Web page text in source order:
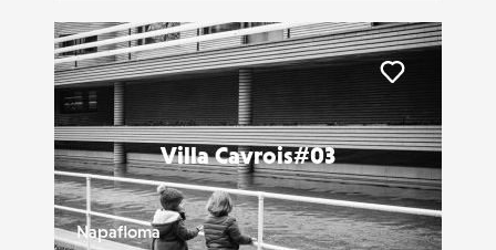
Villa Cavrois#03
Napafloma